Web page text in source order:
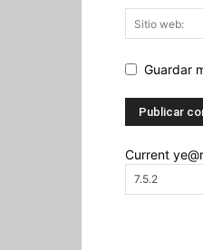
Guardar
Current ye@r